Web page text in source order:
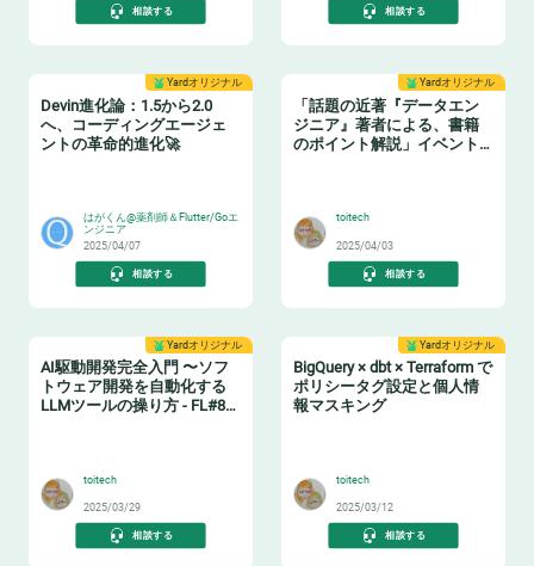
相談する 相談する
Yardオリジナル
Devin進化論：1.5から2.0
へ、コーディングエージェ
ントの革命的進化🚀
はがくん@薬剤師＆Flutter/Goエ
ンジニア
2025/04/07
相談する
Yardオリジナル
「話題の近著『データエン
ジニア』著者による、書籍
のポイント解説」イベント
toitech
2025/04/03
相談する
Yardオリジナル
AI駆動開発完全入門 〜ソフ
トウェア開発を自動化する
LLMツールの操り方 - FL#87
toitech
2025/03/29
相談する
Yardオリジナル
BigQuery × dbt × Terraform で
ポリシータグ設定と個人情
報マスキング
toitech
2025/03/12
相談する